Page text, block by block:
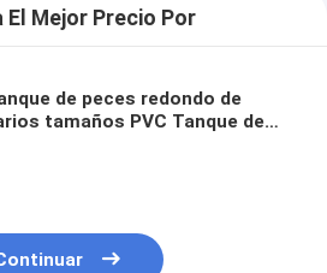
El Mejor Precio Por
de peces redondo de
tamaños PVC Tanque de